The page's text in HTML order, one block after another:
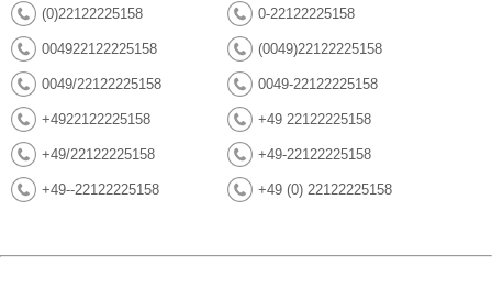
(0)22122225158 0-22122225158
004922122225158 (0049)22122225158
0049/22122225158 0049-22122225158
+4922122225158 +49 22122225158
+49/22122225158 +49-22122225158
+49--22122225158 +49 (0) 22122225158